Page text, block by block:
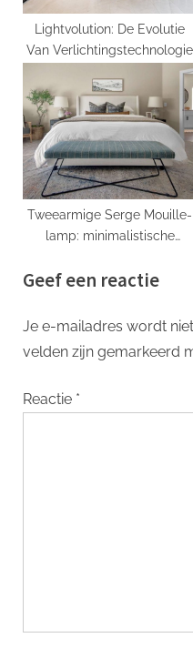
Lightvolution: De Evolutie
Van Verlichtingstechnologie
Tweearmige Serge Mouille-
lamp: minimalistische
Geef een reactie
Je e-mailadres wordt
velden zijn gemarkeerd
Reactie *